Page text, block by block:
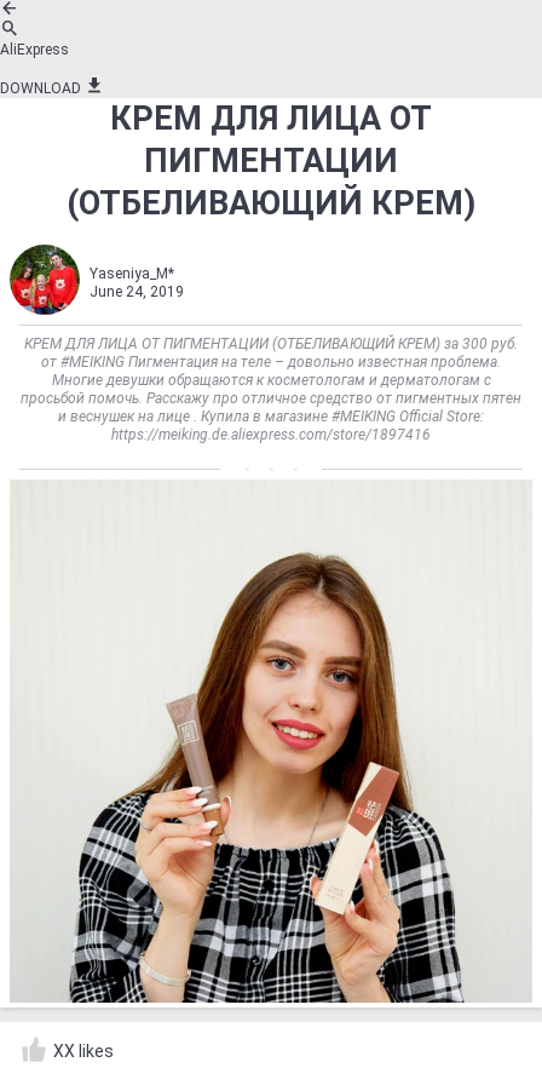
AliExpress
DOWNLOAD
КРЕМ ДЛЯ ЛИЦА ОТ
ПИГМЕНТАЦИИ
(ОТБЕЛИВАЮЩИЙ КРЕМ)
Yaseniya_M*
June 24, 2019
КРЕМ ДЛЯ ЛИЦА ОТ ПИГМЕНТАЦИИ (ОТБЕЛИВАЮЩИЙ КРЕМ) за 300 руб.
от #MEIKING Пигментация на теле – довольно известная проблема.
Многие девушки обращаются к косметологам и дерматологам с
просьбой помочь. Расскажу про отличное средство от пигментных пятен
и веснушек на лице . Купила в магазине #MEIKING Official Store:
https://meiking.de.aliexpress.com/store/1897416
XX likes